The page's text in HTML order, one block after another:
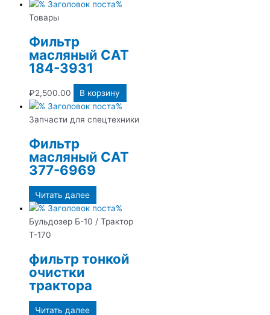
Товары
Фильтр
масляный CAT
184-3931
₽2,500.00 В корзину
Запчасти для спецтехники
Фильтр
масляный CAT
377-6969
Читать далее
Бульдозер Б-10 / Трактор
Т-170
фильтр тонкой
очистки
трактора
Читать далее